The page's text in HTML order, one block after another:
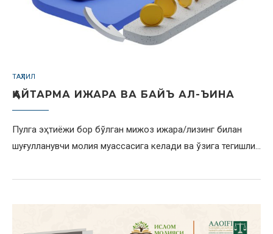
ТАҲЛИЛ
ҚАЙТАРМА ИЖАРА ВА БАЙЪ АЛ-ЪИНА
Пулга эҳтиёжи бор бўлган мижоз ижара/лизинг билан
шуғулланувчи молия муассасига келади ва ўзига тегишли…